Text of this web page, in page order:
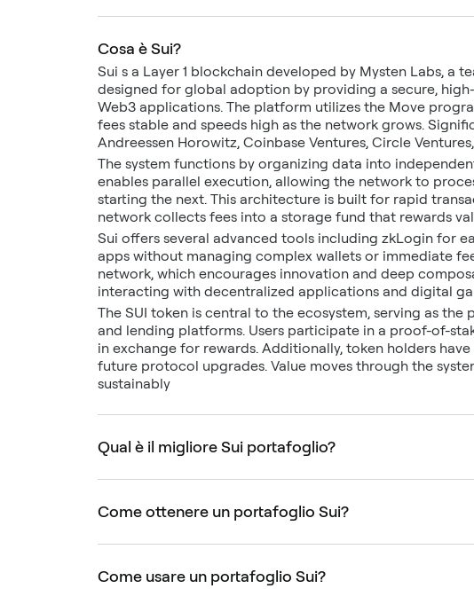
Cosa è Sui?
Sui s a Layer 1 blockchain developed by Mysten Labs, a
designed for global adoption by providing a secure,
Web3 applications. The platform utilizes the Move
fees stable and speeds high as the network grows.
Andreessen Horowitz, Coinbase Ventures, Circle
The system functions by organizing data into
enables parallel execution, allowing the network to
starting the next. This architecture is built for rapid
network collects fees into a storage fund that rewards
Sui offers several advanced tools including zkLogin for
apps without managing complex wallets or immediate
network, which encourages innovation and deep
interacting with decentralized applications and digital
The SUI token is central to the ecosystem, serving as
and lending platforms. Users participate in a proof-of-
in exchange for rewards. Additionally, token holders
future protocol upgrades. Value moves through the
sustainably
Qual è il migliore Sui portafoglio?
Come ottenere un portafoglio Sui?
Come usare un portafoglio Sui?